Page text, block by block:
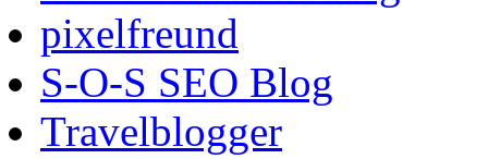
pixelfreund
S-O-S SEO Blog
Travelblogger